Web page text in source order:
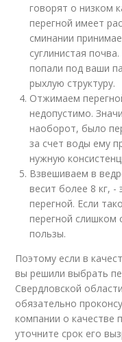
говорят о низком
перегной имеет
сминании
суглинистая
попали под ваши
рыхлую структуру.
Отжимаем
недопустимо.
наоборот, было
за счет воды ему
нужную
Взвешиваем в
весит более 8 кг,
перегной. Если
перегной слишком
пользы.
Поэтому если в
вы решили выбрать
Свердловской
обязательно
компании о качестве
уточните срок его